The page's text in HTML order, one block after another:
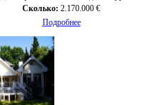
Сколько: 2.170.000 €
Подробнее